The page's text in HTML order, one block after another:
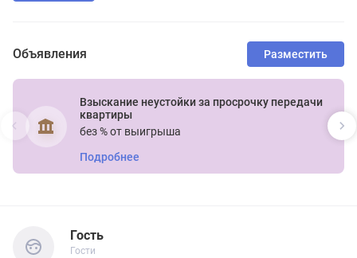
Объявления Разместить
Взыскание неустойки за просрочку передачи
квартиры
без % от выигрыша
Подробнее
Гость
Гость
Гости
Гости